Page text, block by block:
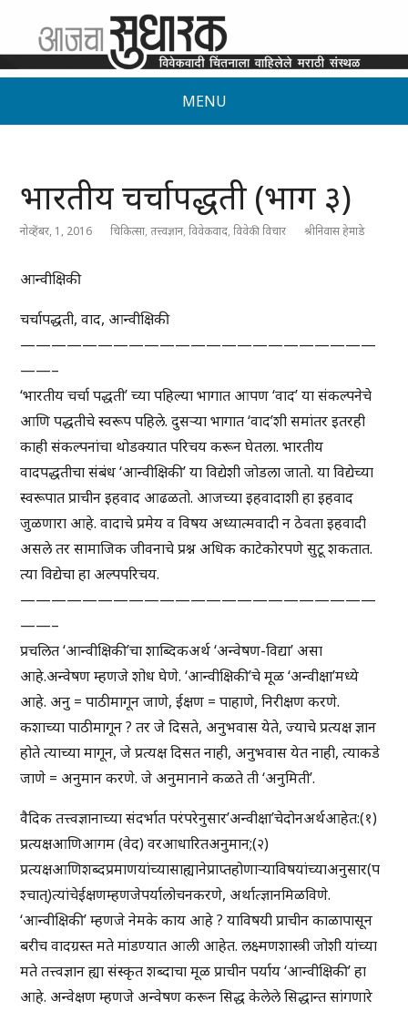
MENU
भारतीय चर्चापद्धती (भाग ३)
नोव्हेंबर, 1, 2016 चिकित्सा,तत्त्वज्ञान,विवेकवाद,विवेकी विचार श्रीनिवास हेमाडे
आन्वीक्षिकी
चर्चापद्धती, वाद, आन्वीक्षिकी
———————————————————————
——–
‘भारतीय चर्चा पद्धती’ च्या पहिल्या भागात आपण ‘वाद’ या संकल्पनेचे
आणि पद्धतीचे स्वरूप पहिले. दुसऱ्या भागात ‘वाद’शी समांतर इतरही
काही संकल्पनांचा थोडक्यात परिचय करून घेतला. भारतीय
वादपद्धतीचा संबंध ‘आन्वीक्षिकी’ या विद्येशी जोडला जातो. या विद्येच्या
स्वरूपात प्राचीन इहवाद आढळतो. आजच्या इहवादाशी हा इहवाद
जुळणारा आहे. वादाचे प्रमेय व विषय अध्यात्मवादी न ठेवता इहवादी
असले तर सामाजिक जीवनाचे प्रश्न अधिक काटेकोरपणे सुटू शकतात.
त्या विद्येचा हा अल्पपरिचय.
———————————————————————
——–
प्रचलित ‘आन्वीक्षिकी’चा शाब्दिकअर्थ ‘अन्वेषण-विद्या’ असा
आहे.अन्वेषण म्हणजे शोध घेणे. ‘आन्वीक्षिकी’चे मूळ ‘अन्वीक्षा’मध्ये
आहे. अनु = पाठीमागून जाणे, ईक्षण = पाहाणे, निरीक्षण करणे.
कशाच्या पाठीमागून ? तर जे दिसते, अनुभवास येते, ज्याचे प्रत्यक्ष ज्ञान
होते त्याच्या मागून, जे प्रत्यक्ष दिसत नाही, अनुभवास येत नाही, त्याकडे
जाणे = अनुमान करणे. जे अनुमानाने कळते ती ‘अनुमिती’.
वैदिक तत्त्वज्ञानाच्या संदर्भात परंपरेनुसार’अन्वीक्षा’चेदोनअर्थआहेत:(१)
प्रत्यक्षआणिआगम (वेद) वरआधारितअनुमान;(२)
प्रत्यक्षआणिशब्दप्रमाणयांच्यासाह्यानेप्राप्तहोणाऱ्याविषयांच्याअनुसार(प
श्चात्)त्यांचेईक्षणम्हणजेपर्यालोचनकरणे, अर्थात्ज्ञानमिळविणे.
‘आन्वीक्षिकी’ म्हणजे नेमके काय आहे ? याविषयी प्राचीन काळापासून
बरीच वादग्रस्त मते मांडण्यात आली आहेत. लक्ष्मणशास्त्री जोशी यांच्या
मते तत्त्वज्ञान ह्या संस्कृत शब्दाचा मूळ प्राचीन पर्याय ‘आन्वीक्षिकी’ हा
आहे. अन्वेक्षण म्हणजे अन्वेषण करून सिद्ध केलेले सिद्धान्त सांगणारे